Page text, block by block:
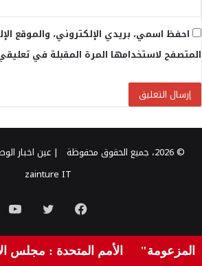
احفظ اسمي، بريدي الإلكتروني، والموقع
المتصفح لاستخدامها المرة المقبلة في
© 2026، جميع الحقوق محفوظة | عين اخبار
zainture IT
فيسبوك تويتر
الأمم المتحدة : مجلس